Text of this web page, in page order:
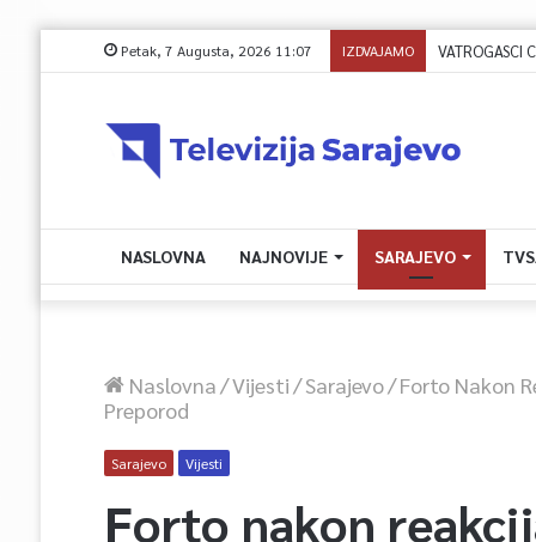
Petak, 7 Augusta, 2026 11:07 IZDVAJAMO
NASLOVNA NAJNOVIJE SARAJEVO
Naslovna/Vijesti/Sarajevo/Forto Nakon
Preporod
Sarajevo Vijesti
Forto nakon